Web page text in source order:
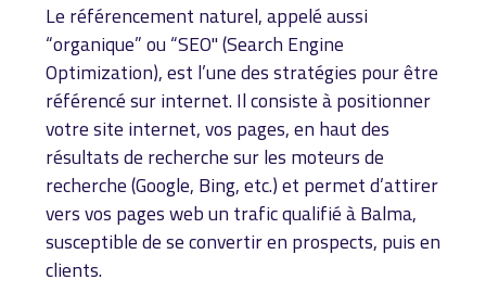
Le référencement naturel, appelé aussi
“organique” ou “SEO" (Search Engine
Optimization), est l’une des stratégies pour être
référencé sur internet. Il consiste à positionner
votre site internet, vos pages, en haut des
résultats de recherche sur les moteurs de
recherche (Google, Bing, etc.) et permet d’attirer
vers vos pages web un trafic qualifié à Balma,
susceptible de se convertir en prospects, puis en
clients.